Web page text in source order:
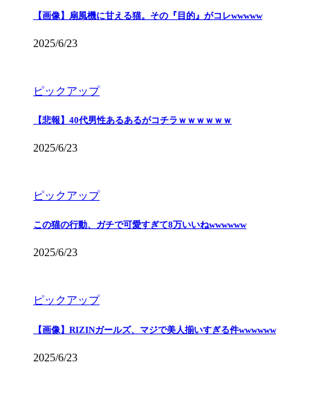
【画像】扇風機に甘える猫。その『目的』がコレwwwww
2025/6/23
ピックアップ
【悲報】40代男性あるあるがコチラｗｗｗｗｗｗ
2025/6/23
ピックアップ
この猫の行動、ガチで可愛すぎて8万いいねwwwwww
2025/6/23
ピックアップ
【画像】RIZINガールズ、マジで美人揃いすぎる件wwwwww
2025/6/23